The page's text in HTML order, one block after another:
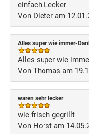
einfach Lecker
Von Dieter am
Alles super wie immer-
Alles super wie
Von Thomas am
waren sehr lecker
wie frisch gegrillt
Von Horst am